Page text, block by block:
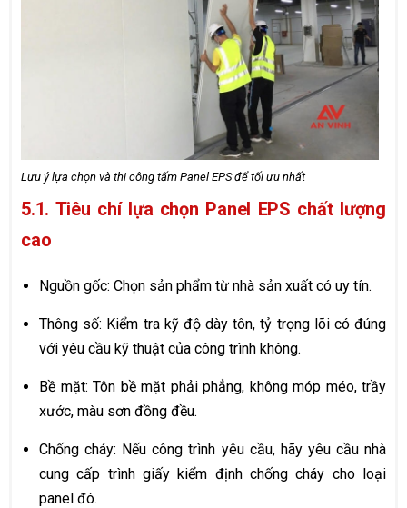
Lưu ý lựa chọn và thi công tấm Panel EPS để tối ưu nhất
5.1. Tiêu chí lựa chọn Panel EPS chất lượng
cao
Nguồn gốc: Chọn sản phẩm từ nhà sản xuất có uy tín.
Thông số: Kiểm tra kỹ độ dày tôn, tỷ trọng lõi có đúng
với yêu cầu kỹ thuật của công trình không.
Bề mặt: Tôn bề mặt phải phẳng, không móp méo, trầy
xước, màu sơn đồng đều.
Chống cháy: Nếu công trình yêu cầu, hãy yêu cầu nhà
cung cấp trình giấy kiểm định chống cháy cho loại
panel đó.